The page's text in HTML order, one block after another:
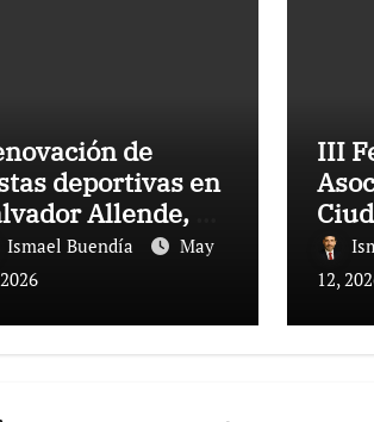
de
deportivas en
Allende, La
mejora y
del deporte
Ismael Buendía
May
III
a
12,